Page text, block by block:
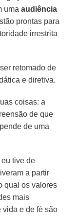
umaaudiência
prontas para
irrestrita
retomado de
e diretiva.
coisas: a
de que
de uma
tive de
a partir
qual os valores
mais
vida e de fé são